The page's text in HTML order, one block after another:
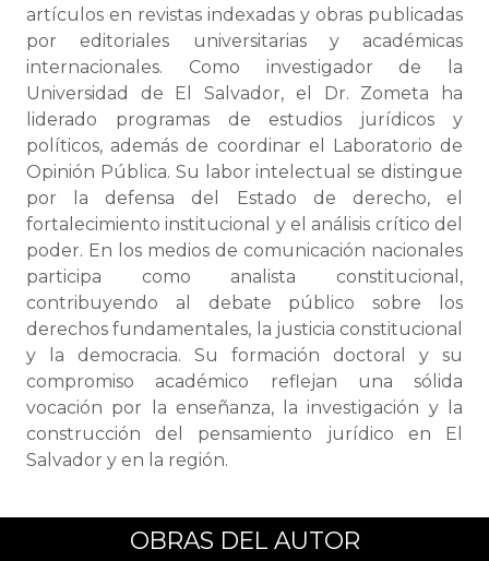
artículos en revistas indexadas y obras publicadas
por editoriales universitarias y académicas
internacionales. Como investigador de la
Universidad de El Salvador, el Dr. Zometa ha
liderado programas de estudios jurídicos y
políticos, además de coordinar el Laboratorio de
Opinión Pública. Su labor intelectual se distingue
por la defensa del Estado de derecho, el
fortalecimiento institucional y el análisis crítico del
poder. En los medios de comunicación nacionales
participa como analista constitucional,
contribuyendo al debate público sobre los
derechos fundamentales, la justicia constitucional
y la democracia. Su formación doctoral y su
compromiso académico reflejan una sólida
vocación por la enseñanza, la investigación y la
construcción del pensamiento jurídico en El
Salvador y en la región.
OBRAS DEL AUTOR